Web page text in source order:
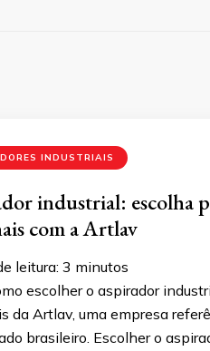
INDUSTRIAIS
industrial: escolha
com a Artlav
leitura: 3 minutos
escolher o aspirador
da Artlav, uma empresa
brasileiro. Escolher o